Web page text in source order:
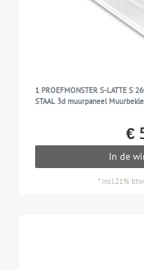
1 PROEFMONSTER S-LATTE S
STAAL 3d muurpaneel
€
In de
* incl.21% btw